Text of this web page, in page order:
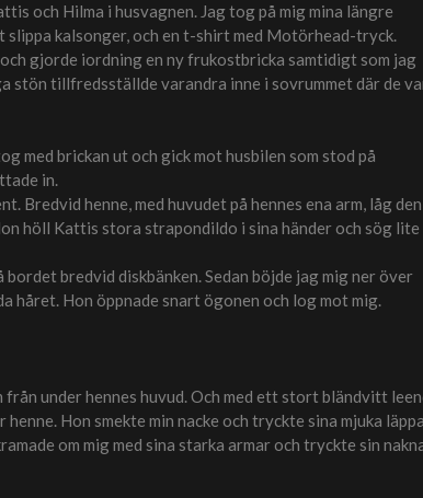
och Hilma i husvagnen. Jag tog på mig mina längre
kalsonger, och en t-shirt med Motörhead-tryck.
gjorde iordning en ny frukostbricka samtidigt som jag
stön tillfredsställde varandra inne i sovrummet där de
med brickan ut och gick mot husbilen som stod på
in.
Bredvid henne, med huvudet på hennes ena arm, låg den
höll Kattis stora strapondildo i sina händer och sög lite
bredvid diskbänken. Sedan böjde jag mig ner över
Hon öppnade snart ögonen och log mot mig.
under hennes huvud. Och med ett stort bländvitt
Hon smekte min nacke och tryckte sina mjuka
om mig med sina starka armar och tryckte sin